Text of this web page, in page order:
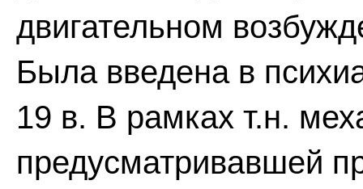
двигательном
Была введена в
19 в. В рамках т.н.
предусматривавшей